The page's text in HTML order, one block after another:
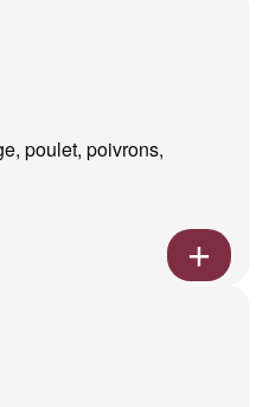
poulet, poivrons,